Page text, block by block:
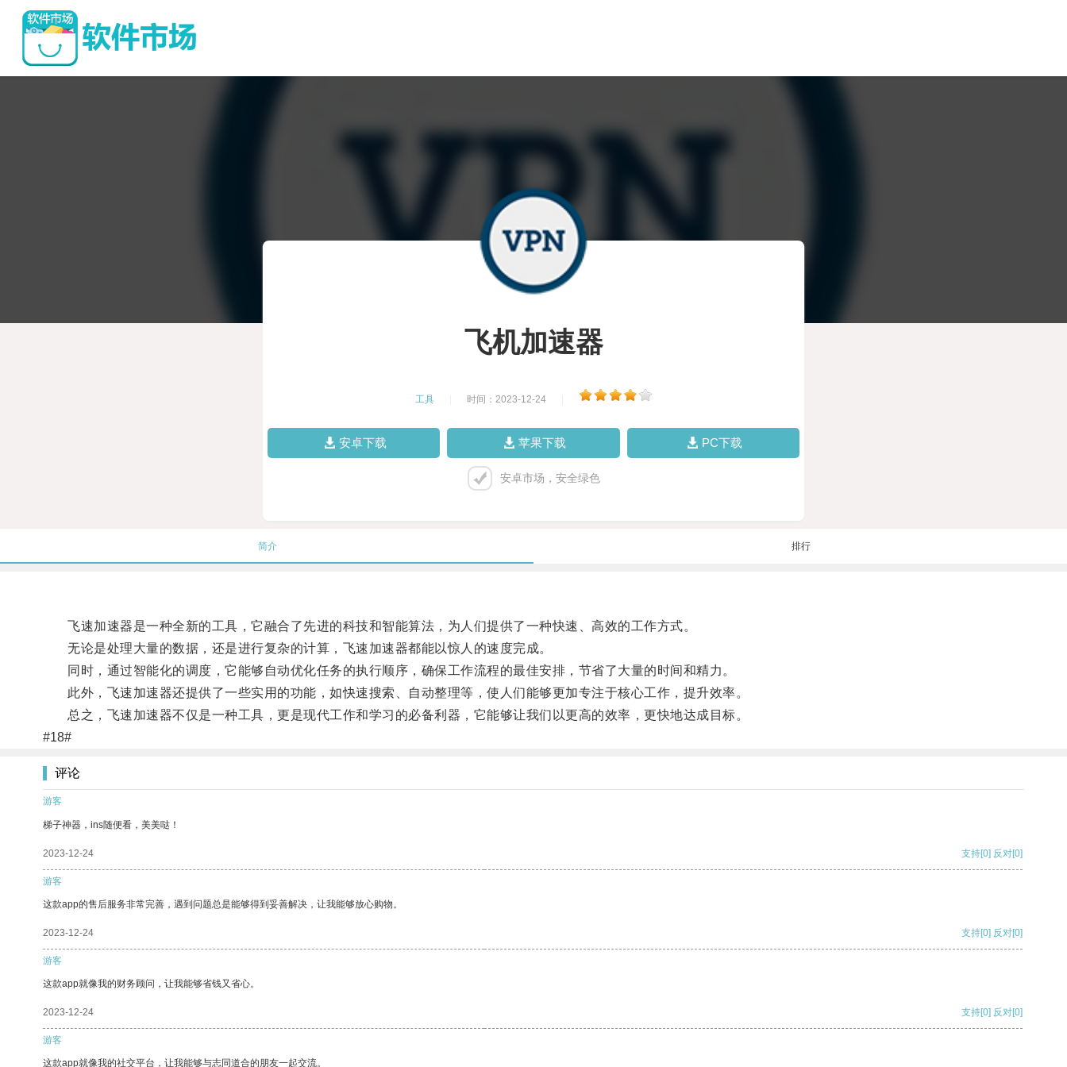
飞机加速器
工具 时间：2023-12-24
安卓下载 苹果下载 PC下载
安卓市场，安全绿色
简介 排行
飞速加速器是一种全新的工具，它融合了先进的科技和智能算法，为人们提供了一种快速、高效的工作方式。
无论是处理大量的数据，还是进行复杂的计算，飞速加速器都能以惊人的速度完成。
同时，通过智能化的调度，它能够自动优化任务的执行顺序，确保工作流程的最佳安排，节省了大量的时间和精力。
此外，飞速加速器还提供了一些实用的功能，如快速搜索、自动整理等，使人们能够更加专注于核心工作，提升效率。
总之，飞速加速器不仅是一种工具，更是现代工作和学习的必备利器，它能够让我们以更高的效率，更快地达成目标。
#18#
评论
游客
梯子神器，ins随便看，美美哒！
2023-12-24 支持[0] 反对[0]
游客
这款app的售后服务非常完善，遇到问题总是能够得到妥善解决，让我能够放心购物。
2023-12-24 支持[0] 反对[0]
游客
这款app就像我的财务顾问，让我能够省钱又省心。
2023-12-24 支持[0] 反对[0]
游客
这款app就像我的社交平台，让我能够与志同道合的朋友一起交流。